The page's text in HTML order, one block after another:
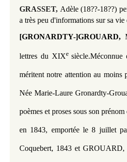
GRASSET, Adèle (18??-18??)
a très peu d'informations sur sa
[GRONARDTY-]GROUARD,
lettres du XIXe siècle.Méconnue
méritent notre attention au moins
Née Marie-Laure Gronardty-
poèmes et proses sous son
en 1843, emportée le 8 juillet
Coquebert, 1843 et GROUARD,